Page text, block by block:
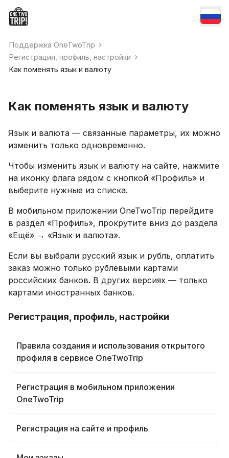
Поддержка OneTwoTrip
Регистрация, профиль, настройки
Как поменять язык и валюту
Как поменять язык и валюту
Язык и валюта — связанные параметры, их можно
изменить только одновременно.
Чтобы изменить язык и валюту на сайте, нажмите
на иконку флага рядом с кнопкой «Профиль» и
выберите нужные из списка.
В мобильном приложении OneTwoTrip перейдите
в раздел «Профиль», прокрутите вниз до раздела
«Ещё» → «Язык и валюта».
Если вы выбрали русский язык и рубль, оплатить
заказ можно только рублёвыми картами
российских банков. В других версиях — только
картами иностранных банков.
Регистрация, профиль, настройки
Правила создания и использования открытого
профиля в сервисе OneTwoTrip
Регистрация в мобильном приложении
OneTwoTrip
Регистрация на сайте и профиль